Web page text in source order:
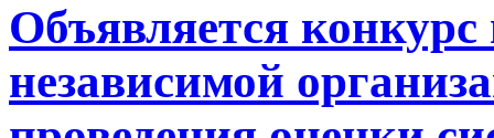
Объявляется
независимой